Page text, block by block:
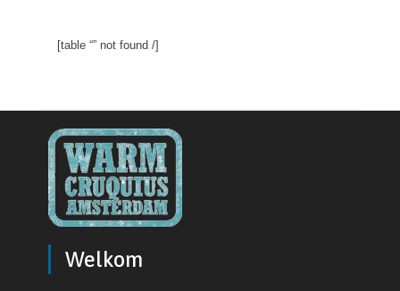
[table “” not found /]
Welkom